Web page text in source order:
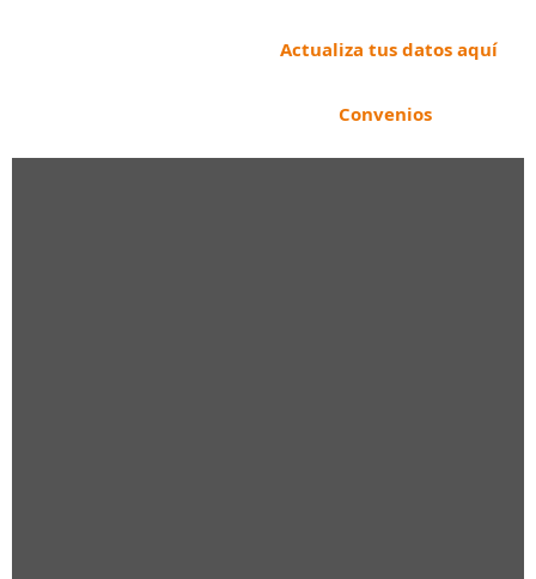
Actualiza tus datos aquí
Convenios